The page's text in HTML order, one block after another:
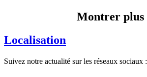
Montrer plus
Localisation
Suivez notre actualité sur les réseaux sociaux :